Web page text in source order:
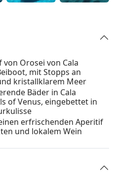
von Orosei von Cala
mit Stopps an
kristallklarem Meer
Bäder in Cala
of Venus, eingebettet in
erfrischenden Aperitif
und lokalem Wein